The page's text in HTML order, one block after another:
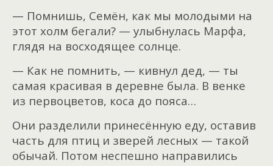
— Помнишь, Семён, как мы молодыми на
этот холм бегали? — улыбнулась Марфа,
глядя на восходящее солнце.
— Как не помнить, — кивнул дед, — ты
самая красивая в деревне была. В венке
из первоцветов, коса до пояса…
Они разделили принесённую еду, оставив
часть для птиц и зверей лесных — такой
обычай. Потом неспешно направились